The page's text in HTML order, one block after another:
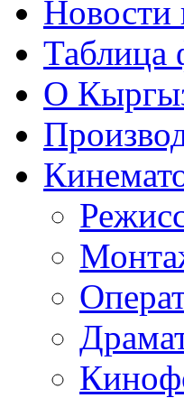
Новости
Таблица
О